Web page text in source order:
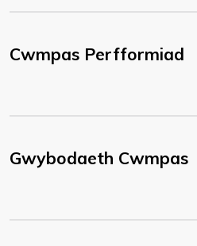
Cwmpas Perfformiad
Gwybodaeth Cwmpas